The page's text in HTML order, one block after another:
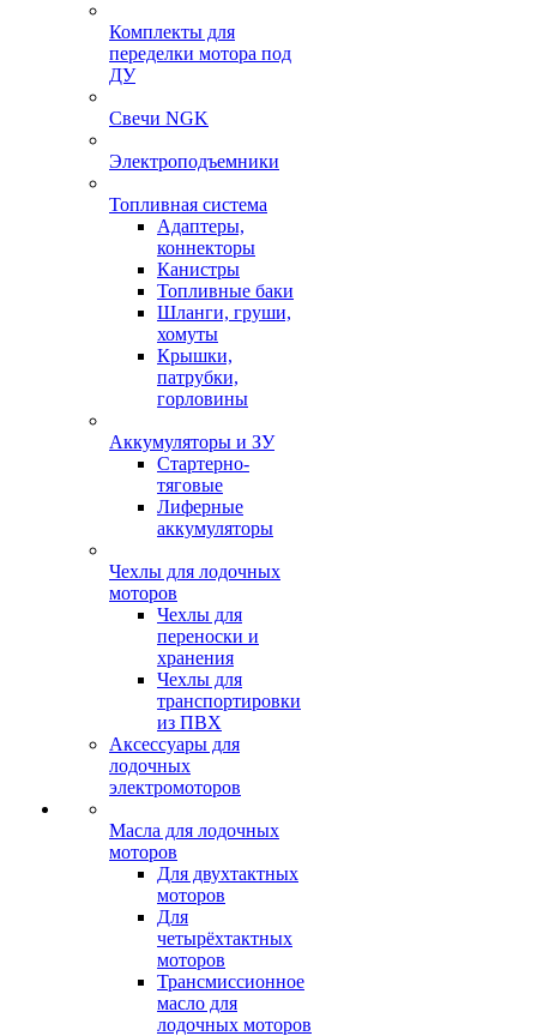
Комплекты для
переделки мотора под
ДУ
Свечи NGK
Электроподъемники
Топливная система
Адаптеры,
коннекторы
Канистры
Топливные баки
Шланги, груши,
хомуты
Крышки,
патрубки,
горловины
Аккумуляторы и ЗУ
Стартерно-
тяговые
Лиферные
аккумуляторы
Чехлы для лодочных
моторов
Чехлы для
переноски и
хранения
Чехлы для
транспортировки
из ПВХ
Аксессуары для
лодочных
электромоторов
Масла для лодочных
моторов
Для двухтактных
моторов
Для
четырёхтактных
моторов
Трансмиссионное
масло для
лодочных моторов